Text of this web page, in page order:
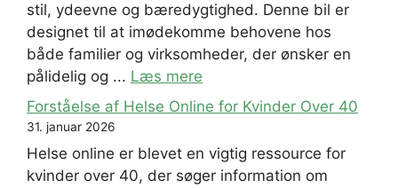
stil, ydeevne og bæredygtighed. Denne bil er
designet til at imødekomme behovene hos
både familier og virksomheder, der ønsker en
pålidelig og ... Læs mere
Forståelse af Helse Online for Kvinder Over 40
31. januar 2026
Helse online er blevet en vigtig ressource for
kvinder over 40, der søger information om